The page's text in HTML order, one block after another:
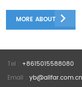
gibt mehr als 50 After-
Sales-Erfahrung, und
Anzahl leitender
F&E-Team
MORE ABOUT
Tel : +8615015588080
Email : yb@aiifar.com.cn